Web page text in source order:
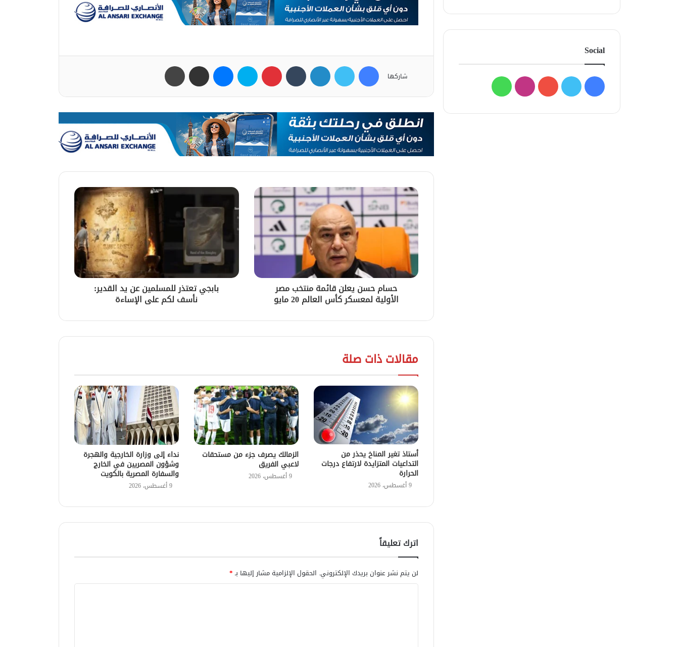
شاركها
فيسبوك تويتر لينكدإن بينتيريست سكايب ماسنجر مشاركة عبر البريد
حسام حسن يعلن قائمة منتخب مصر
الأولية لمعسكر كأس العالم 20 مايو
بابجي تعتذر للمسلمين عن يد القدير:
نأسف لكم على الإساءة
مقالات ذات صلة
أستاذ تغير المناخ يحذر من
التداعيات المتزايدة لارتفاع درجات
الحرارة
9 أغسطس، 2026
الزمالك يصرف جزء من مستحقات
لاعبي الفريق
9 أغسطس، 2026
نداء إلى وزارة الخارجية والهجرة
وشؤون المصريين في الخارج
والسفارة المصرية بالكويت
9 أغسطس، 2026
اترك تعليقاً
لن يتم نشر عنوان بريدك الإلكتروني. الحقول الإلزامية مشار إليها بـ*
Social
فيسبوك
تويتر يوتيوبانستقرامواتساب